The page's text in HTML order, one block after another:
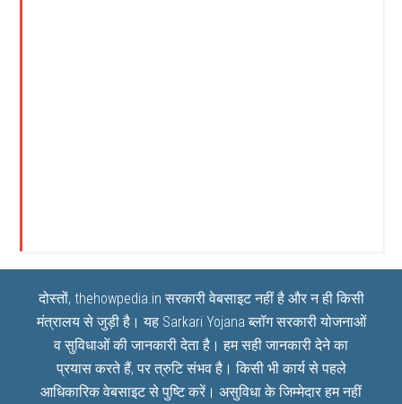
दोस्तों, thehowpedia.in सरकारी वेबसाइट नहीं है और न ही किसी
मंत्रालय से जुड़ी है। यह Sarkari Yojana ब्लॉग सरकारी योजनाओं
व सुविधाओं की जानकारी देता है। हम सही जानकारी देने का
प्रयास करते हैं, पर त्रुटि संभव है। किसी भी कार्य से पहले
आधिकारिक वेबसाइट से पुष्टि करें। असुविधा के जिम्मेदार हम नहीं